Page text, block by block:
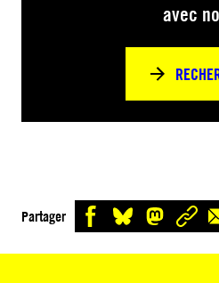
avec
Partager